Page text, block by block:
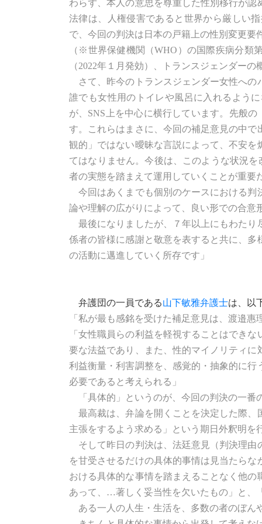
わらず、本人の意思を尊重した性別移行が
法律は、人権侵害であると世界から厳しい
で、今回の判決は日本の戸籍上の性別変更
（※世界保健機関（WHO）の国際疾病分類
（2022年１月発効）、トランスジェンダー
さて、昨今のトランスジェンダー女性への
誰でも女性用のトイレや風呂に入れるよう
が、SNS上を中心に横行しています。先般
す。これらはまさに、今回の補足意見の中
観的」ではない曖昧な言説によって、不安
てはなりません。今後は、このような状況
者の実態を踏まえて運用していくことが重要
今回はあくまでも個別のケースにおける判
論や理解の広がりによって、良い形での合意
最後になりましたが、７年以上にもわたり
係者の皆様に感謝と敬意を表すると共に、
の活動に邁進していく所存です」
弁護団の一員である山下敏雅弁護士は、以
「私が最も感銘を受けた補足意見は、渡邉
「女性職員らの利益を軽視することはでき
要な法益であり、また、性的マイノリティ
利益衡量・利害調整を、感覚的・抽象的に
必要であると考えられる」
「具体的」というのが、今回の判決の一番
最高裁は、弁論を開くことを決定した際、
主張をするよう求める」という期日外釈明を
そして昨日の判決は、法廷意見（判決理由
を甘受させるだけの具体的事情は見当たら
おける具体的な事情を踏まえることなく他
あって、…著しく妥当性を欠いたもの」と、
ある一人の人生・生活を、多数の者のぼん